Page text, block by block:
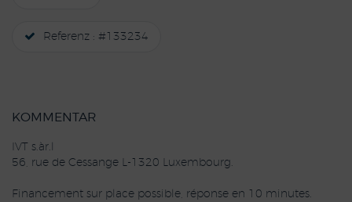
Referenz : #133234
KOMMENTAR
IVT s.àr.l
56, rue de Cessange L-1320 Luxembourg.
Financement sur place possible, réponse en 10 minutes.